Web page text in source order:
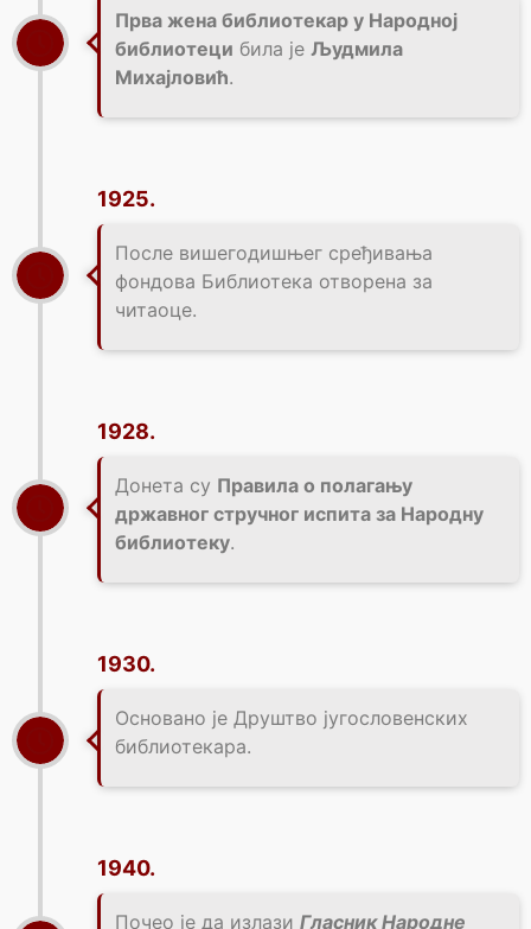
Прва жена библиотекар у Народној
библиотеци била је Људмила
Михајловић.
1925.
После вишегодишњег сређивања
фондова Библиотека отворена за
читаоце.
1928.
Донета су Правила о полагању
државног стручног испита за Народну
библиотеку.
1930.
Основано је Друштво југословенских
библиотекара.
1940.
Почео је да излази Гласник Народне